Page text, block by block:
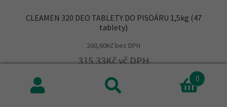
CLEAMEN 320 DEO TABLETY DO PISOÁRU 1,5kg (47
tablety)
260,60Kč bez DPH
315,33Kčvč DPH
Přidat do košíku
Hledat:
Hledat
0